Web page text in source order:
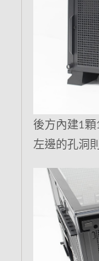
後方內建1顆
左邊的孔洞